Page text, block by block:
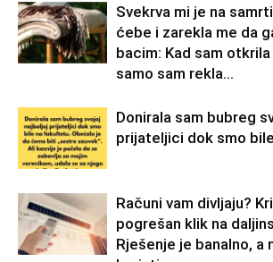
Svekrva mi je na
ćebe i zarekla me da
bacim: Kad sam
samo sam rekla...
Donirala sam bubreg
prijateljici dok smo
Računi vam divljaju?
pogrešan klik na
Rješenje je banalno, a